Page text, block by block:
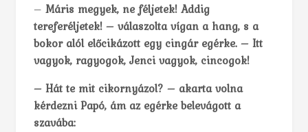
– Máris megyek, ne féljetek! Addig
tereferéljetek! – válaszolta vígan a hang, s a
bokor alól előcikázott egy cingár egérke. – Itt
vagyok, ragyogok, Jenci vagyok, cincogok!
– Hát te mit cikornyázol? – akarta volna
kérdezni Papó, ám az egérke belevágott a
szavába: